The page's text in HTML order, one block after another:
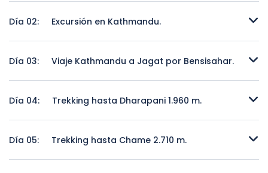
Día 02:
Excursión en Kathmandu.
Día 03:
Viaje Kathmandu a Jagat por Bensisahar.
Día 04:
Trekking hasta Dharapani 1.960 m.
Día 05:
Trekking hasta Chame 2.710 m.